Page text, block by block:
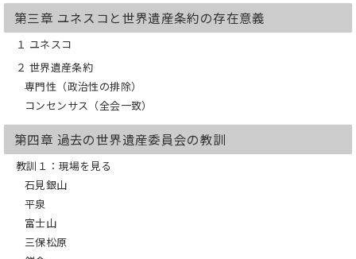
第三章 ユネスコと世界遺産条約の存在意義
１ ユネスコ
２ 世界遺産条約
専門性（政治性の排除）
コンセンサス（全会一致）
第四章 過去の世界遺産委員会の教訓
教訓１：現場を見る
石見銀山
平泉
富士山
三保松原